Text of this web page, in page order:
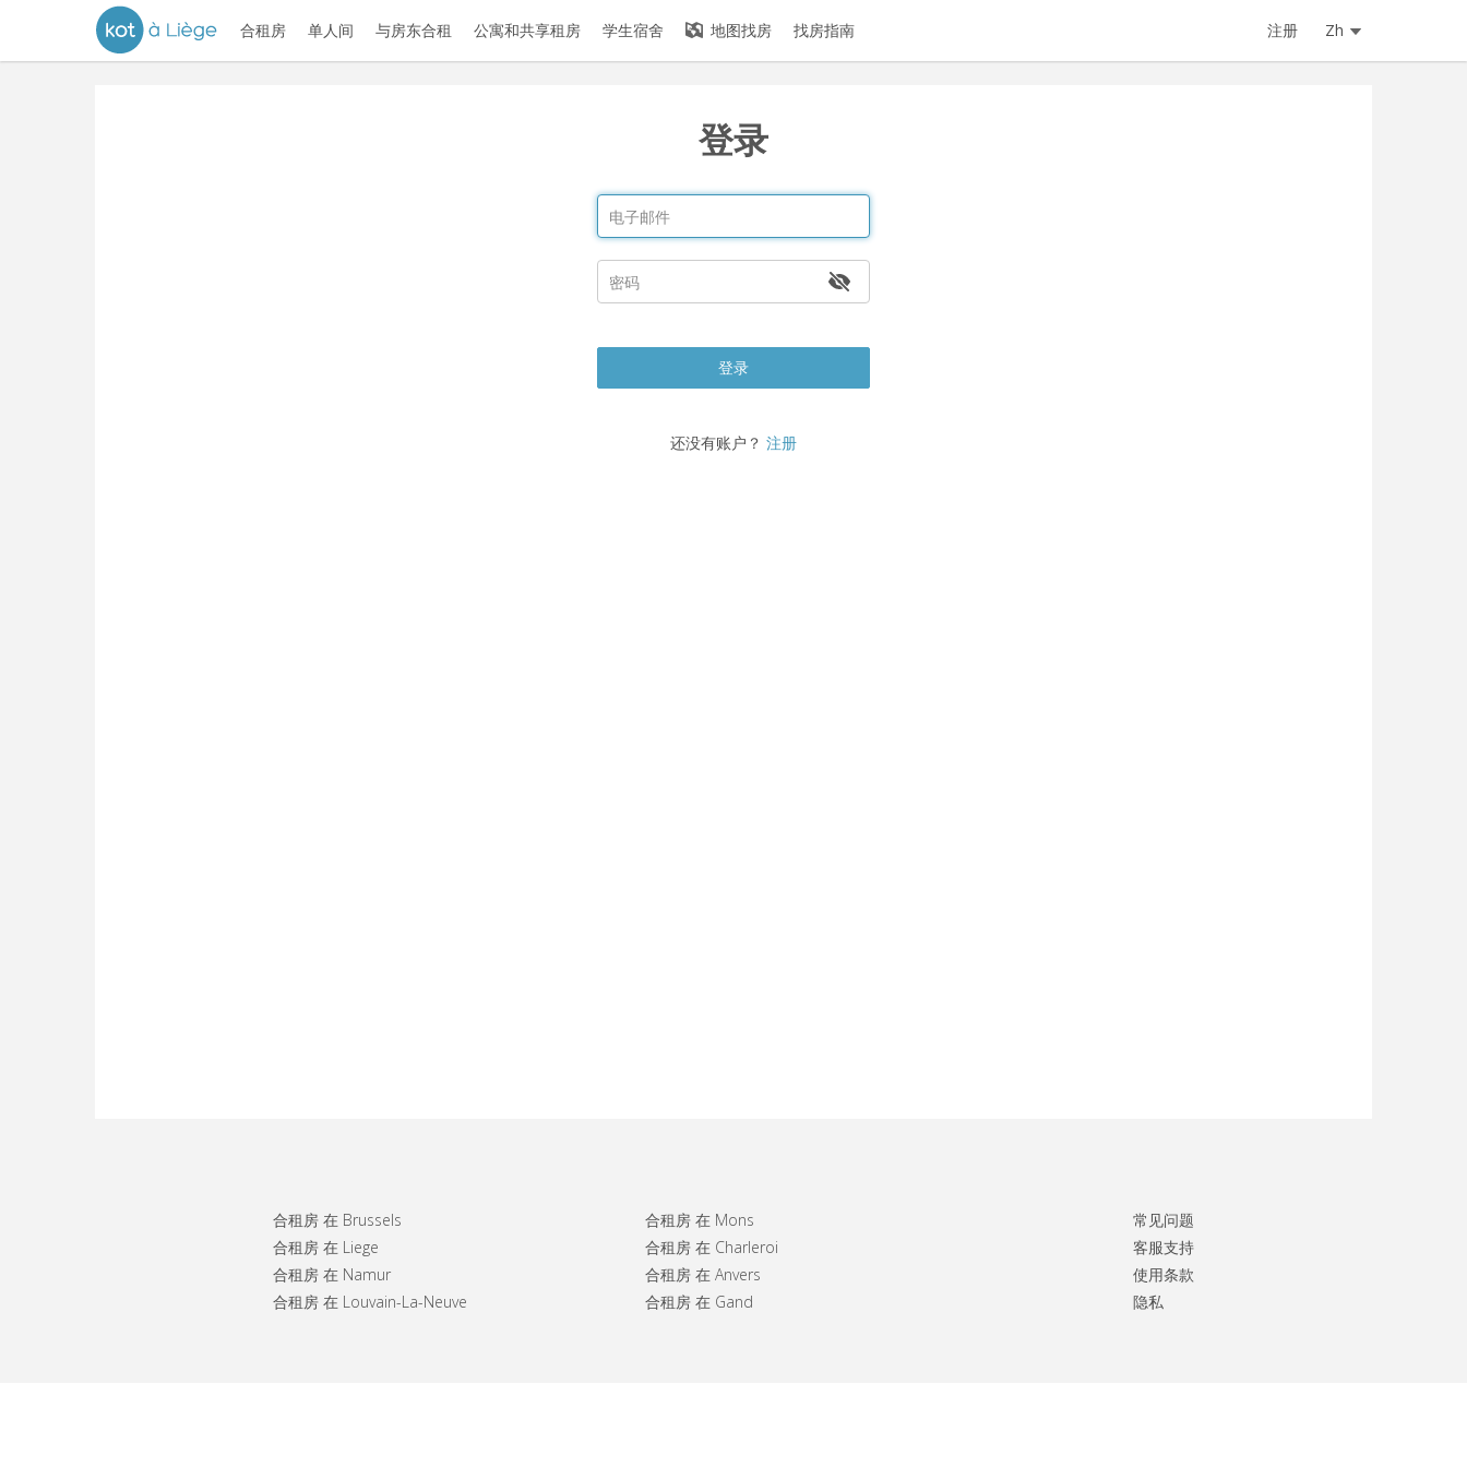
合租房 单人间 与房东合租 公寓和共享租房 学生宿舍 地图找房 找房指南 注册 Zh
登录
登录
还没有账户？ 注册
合租房 在 Brussels
合租房 在 Liege
合租房 在 Namur
合租房 在 Louvain-La-Neuve
合租房 在 Mons
合租房 在 Charleroi
合租房 在 Anvers
合租房 在 Gand
常见问题
客服支持
使用条款
隐私